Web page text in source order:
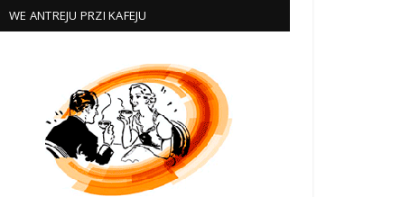
WE ANTREJU PRZI KAFEJU